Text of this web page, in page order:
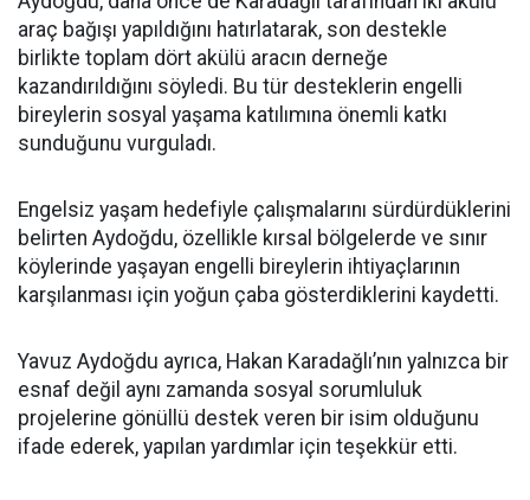
araç bağışı yapıldığını hatırlatarak, son destekle
birlikte toplam dört akülü aracın derneğe
kazandırıldığını söyledi. Bu tür desteklerin engelli
bireylerin sosyal yaşama katılımına önemli katkı
sunduğunu vurguladı.
Engelsiz yaşam hedefiyle çalışmalarını sürdürdüklerini
belirten Aydoğdu, özellikle kırsal bölgelerde ve sınır
köylerinde yaşayan engelli bireylerin ihtiyaçlarının
karşılanması için yoğun çaba gösterdiklerini kaydetti.
Yavuz Aydoğdu ayrıca, Hakan Karadağlı’nın yalnızca bir
esnaf değil aynı zamanda sosyal sorumluluk
projelerine gönüllü destek veren bir isim olduğunu
ifade ederek, yapılan yardımlar için teşekkür etti.